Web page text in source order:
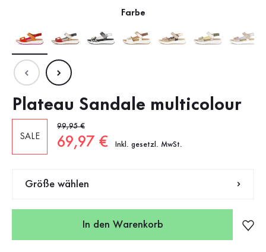
Farbe
Plateau Sandale multicolour
SALE
Alter Preis
99,95 €
Neuer Preis
69,97 € Inkl. gesetzl. MwSt.
Größe wählen
In den Warenkorb